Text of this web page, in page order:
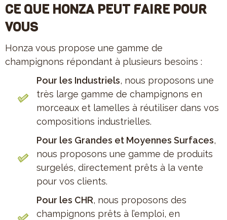
CE QUE HONZA PEUT FAIRE POUR
VOUS
Honza vous propose une gamme de
champignons répondant à plusieurs besoins :
Pour les Industriels, nous proposons une
très large gamme de champignons en
morceaux et lamelles à réutiliser dans vos
compositions industrielles.
Pour les Grandes et Moyennes Surfaces,
nous proposons une gamme de produits
surgelés, directement prêts à la vente
pour vos clients.
Pour les CHR, nous proposons des
champignons prêts à l’emploi, en